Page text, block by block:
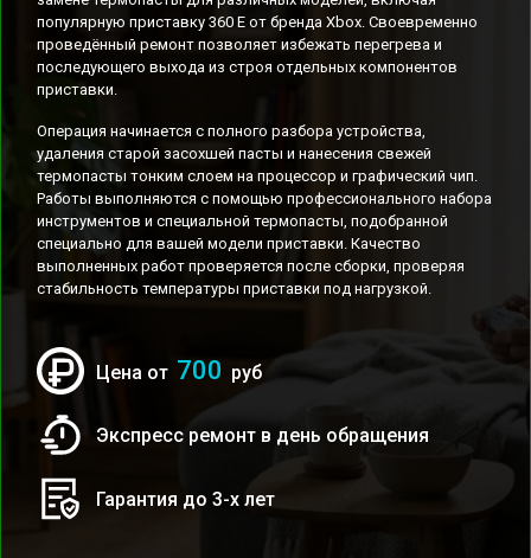
популярную приставку 360 E от бренда Xbox. Своевременно
проведённый ремонт позволяет избежать перегрева и
последующего выхода из строя отдельных компонентов
приставки.
Операция начинается с полного разбора устройства,
удаления старой засохшей пасты и нанесения свежей
термопасты тонким слоем на процессор и графический чип.
Работы выполняются с помощью профессионального набора
инструментов и специальной термопасты, подобранной
специально для вашей модели приставки. Качество
выполненных работ проверяется после сборки, проверяя
стабильность температуры приставки под нагрузкой.
Цена от 700 руб
Экспресс ремонт в день обращения
Гарантия до 3-х лет